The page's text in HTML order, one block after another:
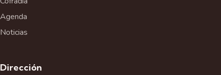
Agenda
Noticias
Dirección